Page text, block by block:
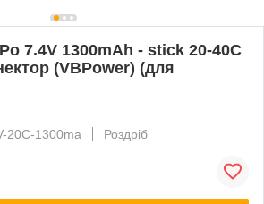
7.4V 1300mAh - stick 20-40C
(VBPower) (для
20C-1300ma
Роздріб